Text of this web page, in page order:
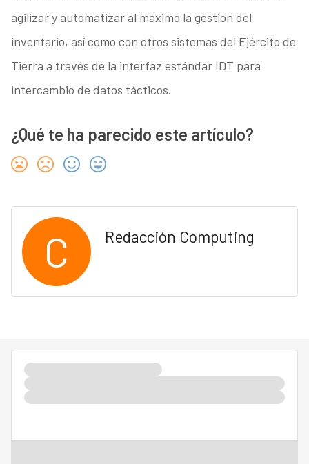
agilizar y automatizar al máximo la gestión del
inventario, así como con otros sistemas del Ejército de
Tierra a través de la interfaz estándar IDT para
intercambio de datos tácticos.
¿Qué te ha parecido este artículo?
C Redacción Computing